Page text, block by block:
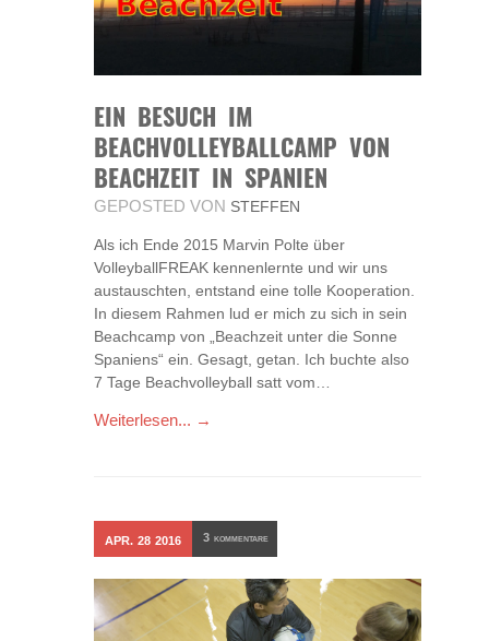
EIN BESUCH IM
BEACHVOLLEYBALLCAMP VON
BEACHZEIT IN SPANIEN
GEPOSTED VON STEFFEN
Als ich Ende 2015 Marvin Polte über
VolleyballFREAK kennenlernte und wir uns
austauschten, entstand eine tolle Kooperation.
In diesem Rahmen lud er mich zu sich in sein
Beachcamp von „Beachzeit unter die Sonne
Spaniens“ ein. Gesagt, getan. Ich buchte also
7 Tage Beachvolleyball satt vom…
Weiterlesen... →
APR. 28 2016 3 KOMMENTARE